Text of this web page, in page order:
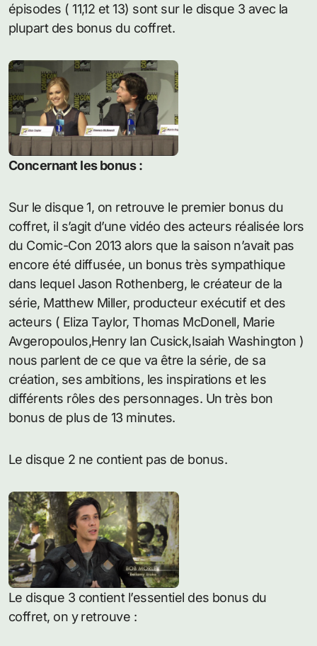
épisodes ( 11,12 et 13) sont sur le disque 3 avec la
plupart des bonus du coffret.
Concernant les bonus :
Sur le disque 1, on retrouve le premier bonus du
coffret, il s’agit d’une vidéo des acteurs réalisée lors
du Comic-Con 2013 alors que la saison n’avait pas
encore été diffusée, un bonus très sympathique
dans lequel Jason Rothenberg, le créateur de la
série, Matthew Miller, producteur exécutif et des
acteurs ( Eliza Taylor, Thomas McDonell, Marie
Avgeropoulos,Henry Ian Cusick,Isaiah Washington )
nous parlent de ce que va être la série, de sa
création, ses ambitions, les inspirations et les
différents rôles des personnages. Un très bon
bonus de plus de 13 minutes.
Le disque 2 ne contient pas de bonus.
Le disque 3 contient l’essentiel des bonus du
coffret, on y retrouve :